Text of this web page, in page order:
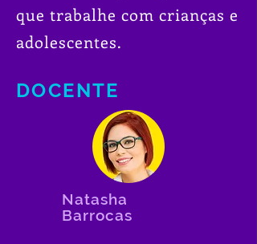
que trabalhe com crianças e
adolescentes.
DOCENTE
Natasha
Barrocas